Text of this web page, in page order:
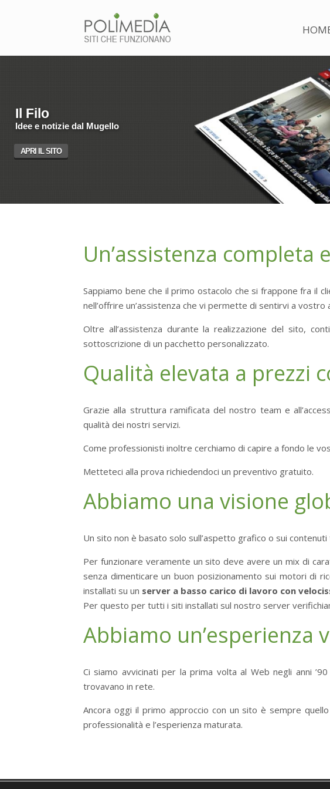
Il Filo
Idee e notizie dal Mugello
APRI IL SITO
Un’assistenza completa
Sappiamo bene che il primo ostacolo che si frappone fra il
nell’offrire un’assistenza che vi permette di sentirvi a
Oltre all’assistenza durante la realizzazione del sito,
sottoscrizione di un pacchetto personalizzato.
Qualità elevata a prezzi
Grazie alla struttura ramificata del nostro team e
qualità dei nostri servizi.
Come professionisti inoltre cerchiamo di capire a fondo le
Metteteci alla prova richiedendoci un preventivo gratuito.
Abbiamo una visione
Un sito non è basato solo sull’aspetto grafico o sui contenuti
Per funzionare veramente un sito deve avere un mix di
senza dimenticare un buon posizionamento sui motori di
installati su un server a basso carico di lavoro con
Per questo per tutti i siti installati sul nostro server
Abbiamo un’esperienza
Ci siamo avvicinati per la prima volta al Web negli anni
trovavano in rete.
Ancora oggi il primo approccio con un sito è sempre
professionalità e l’esperienza maturata.